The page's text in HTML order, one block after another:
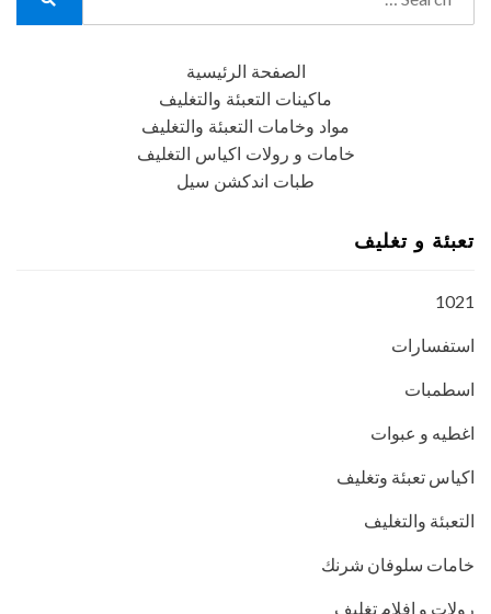
الصفحة الرئيسية
ماكينات التعبئة والتغليف
مواد وخامات التعبئة والتغليف
خامات و رولات اكياس التغليف
طبات اندكشن سيل
تعبئة و تغليف
1021
استفسارات
اسطمبات
اغطيه و عبوات
اكياس تعبئة وتغليف
التعبئة والتغليف
خامات سلوفان شرنك
رولات و افلام تغليف